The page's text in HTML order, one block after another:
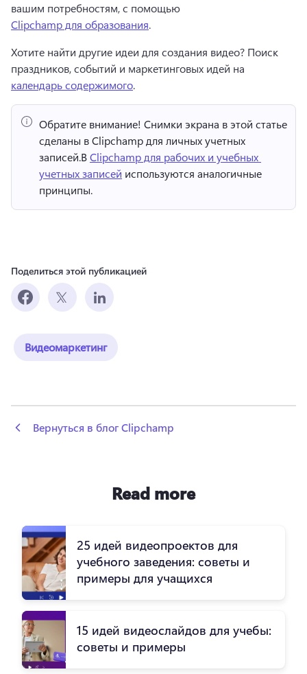
вашим потребностям, с помощью
Clipchamp для образования.
Хотите найти другие идеи для создания видео? Поиск
праздников, событий и маркетинговых идей на
календарь содержимого.
Обратите внимание! Снимки экрана в этой статье
сделаны в Clipchamp для личных учетных
записей.В Clipchamp для рабочих и учебных
учетных записей используются аналогичные
принципы.
Поделиться этой публикацией
Видеомаркетинг
Вернуться в блог Clipchamp
Read more
25 идей видеопроектов для
учебного заведения: советы и
примеры для учащихся
15 идей видеослайдов для учебы:
советы и примеры